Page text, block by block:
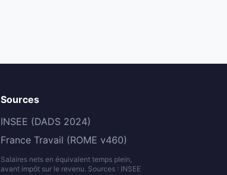
Sources
INSEE (DADS 2024)
France Travail (ROME v460)
Salaires nets en équivalent temps plein,
avant impôt sur le revenu. Sources : INSEE